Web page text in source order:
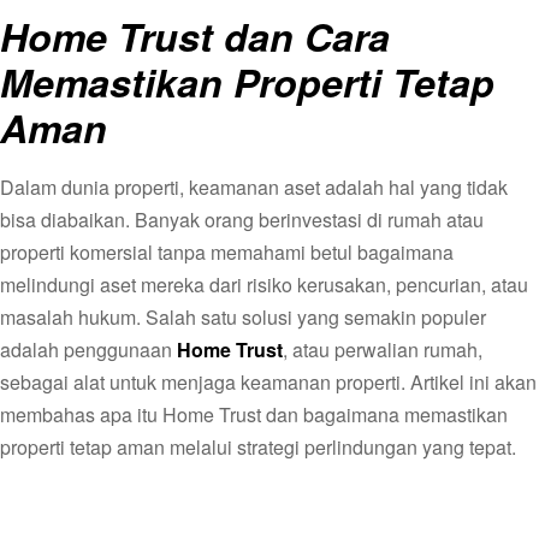
Home Trust dan Cara
Memastikan Properti Tetap
Aman
Dalam dunia properti, keamanan aset adalah hal yang tidak
bisa diabaikan. Banyak orang berinvestasi di rumah atau
properti komersial tanpa memahami betul bagaimana
melindungi aset mereka dari risiko kerusakan, pencurian, atau
masalah hukum. Salah satu solusi yang semakin populer
adalah penggunaan Home Trust, atau perwalian rumah,
sebagai alat untuk menjaga keamanan properti. Artikel ini akan
membahas apa itu Home Trust dan bagaimana memastikan
properti tetap aman melalui strategi perlindungan yang tepat.